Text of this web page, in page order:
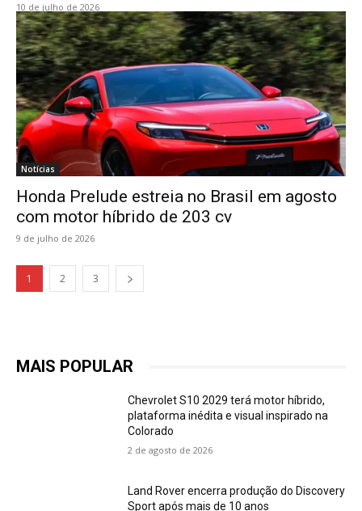
10 de julho de 2026
Notícias
Honda Prelude estreia no Brasil em agosto
com motor híbrido de 203 cv
9 de julho de 2026
1 2 3
MAIS POPULAR
Chevrolet S10 2029 terá motor híbrido,
plataforma inédita e visual inspirado na
Colorado
2 de agosto de 2026
Land Rover encerra produção do Discovery
Sport após mais de 10 anos